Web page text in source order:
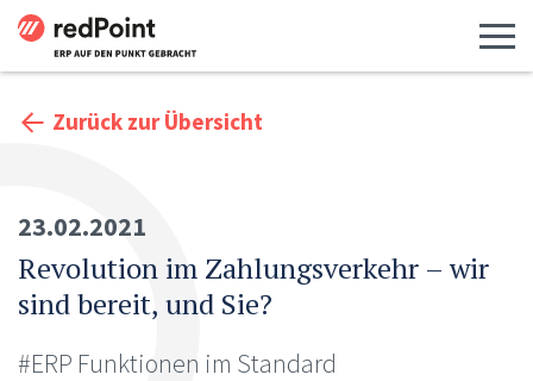
Zurück zur Übersicht
23.02.2021
Revolution im Zahlungsverkehr – wir
sind bereit, und Sie?
#ERP Funktionen im Standard